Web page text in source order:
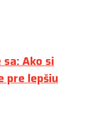
Ako si
pre lepšiu